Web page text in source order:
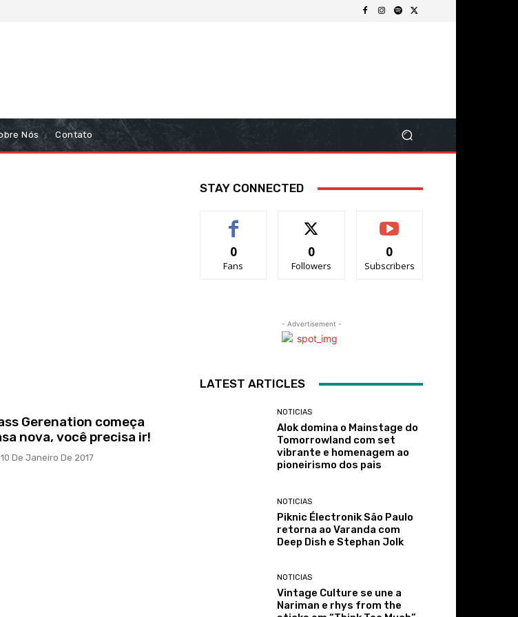
Nós Contato
Gerenation começa
nova, você precisa ir!
10 De Janeiro De 2017
STAY CONNECTED
0
Fans
0
Followers
0
Subscribers
- Advertisement -
LATEST ARTICLES
NOTICIAS
Alok domina o Mainstage do
Tomorrowland com set
vibrante e homenagem ao
pioneirismo dos pais
NOTICIAS
Piknic Électronik São Paulo
retorna ao Varanda com
Deep Dish e Stephan Jolk
NOTICIAS
Vintage Culture se une a
Nariman e rhys from the